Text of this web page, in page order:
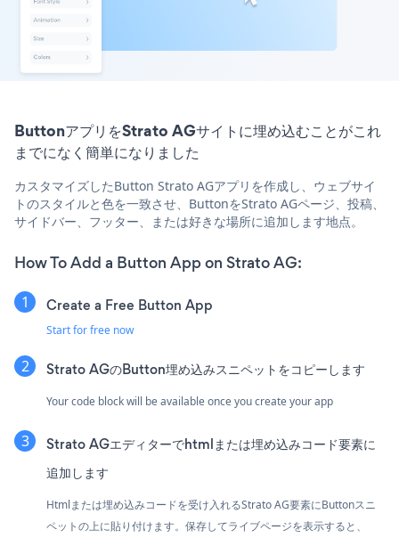
ButtonアプリをStrato AGサイトに埋め込むことがこれ
までになく簡単になりました
カスタマイズしたButton Strato AGアプリを作成し、ウェブサイ
トのスタイルと色を一致させ、ButtonをStrato AGページ、投稿、
サイドバー、フッター、または好きな場所に追加します地点。
How To Add a Button App on Strato AG:
Create a Free Button App
Start for free now
Strato AGのButton埋め込みスニペットをコピーします
Your code block will be available once you create your app
Strato AGエディターでhtmlまたは埋め込みコード要素に
追加します
Htmlまたは埋め込みコードを受け入れるStrato AG要素にButtonスニ
ペットの上に貼り付けます。保存してライブページを表示すると、